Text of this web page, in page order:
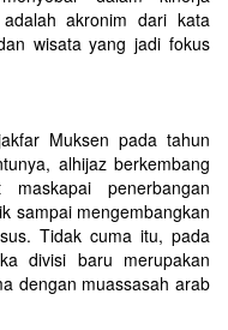
akronim dari kata
wisata yang jadi fokus
Muksen pada tahun
alhijaz berkembang
penerbangan
sampai mengembangkan
Tidak cuma itu, pada
divisi baru merupakan
dengan muassasah arab